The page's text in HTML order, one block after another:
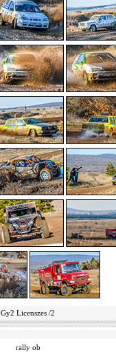
Gy2 Licenszes /2
rally ob